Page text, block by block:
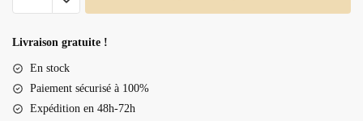
pilou
adulte
Livraison gratuite !
En stock
Paiement sécurisé à 100%
Expédition en 48h-72h